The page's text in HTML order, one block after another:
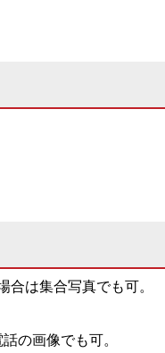
は集合写真でも可。
の画像でも可。